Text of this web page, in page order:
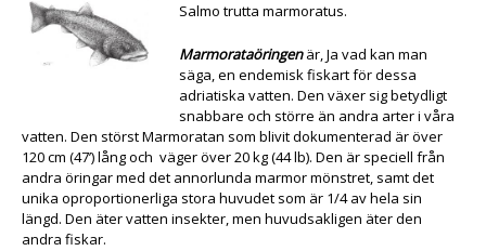
Salmo trutta marmoratus.
Marmorataöringenär, Ja vad kan man
säga, en endemisk fiskart för dessa
adriatiska vatten. Den växer sig betydligt
snabbare och större än andra arter i våra
vatten. Den störst Marmoratan som blivit dokumenterad är över
120 cm (47’) lång och väger över 20 kg (44 lb). Den är speciell från
andra öringar med det annorlunda marmor mönstret, samt det
unika oproportionerliga stora huvudet som är 1/4 av hela sin
längd. Den äter vatten insekter, men huvudsakligen äter den
andra fiskar.